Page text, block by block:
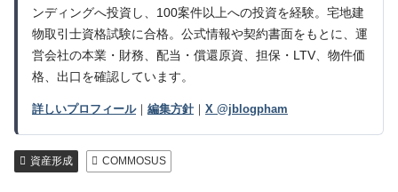
ンディングへ投資し、100案件以上への投資を経験。宅地建
物取引士資格試験に合格。公式情報や契約書面をもとに、運
営会社の本業・財務、配当・償還原資、担保・LTV、物件価
格、出口を確認しています。
詳しいプロフィール｜ 編集方針 ｜ X @jblogpham
資産形成 COMMOSUS